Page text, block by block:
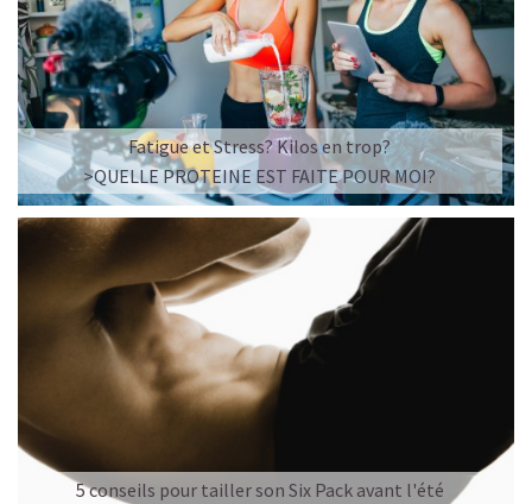
Fatigue et Stress? Kilos en trop?
>QUELLE PROTEINE EST FAITE POUR MOI?
5 conseils pour tailler son Six Pack avant l'été